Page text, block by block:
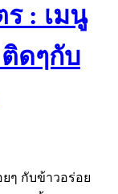
: เมนู
ดๆกับ
ๆ กับข้าวอร่อย